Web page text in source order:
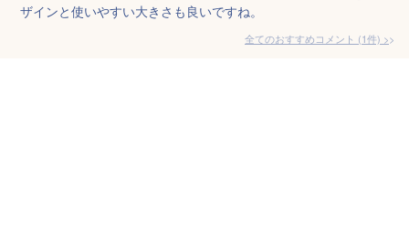
ザインと使いやすい大きさも良いですね。
全てのおすすめコメント (1件) >